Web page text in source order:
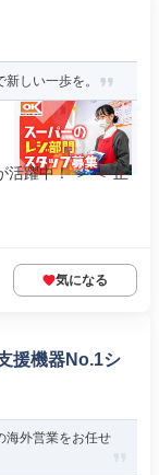
しい一歩を。
活躍中！ ＞ ＜ 正
気になる
援機器No.1シ
海外営業をお任せ